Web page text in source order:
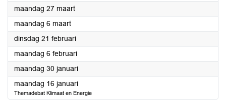
maandag 27 maart2023
maandag 6 maart2023
dinsdag 21 februari2023
maandag 6 februari2023
maandag 30 januari2023
maandag 16 januari2023
Themadebat Klimaat en Energie